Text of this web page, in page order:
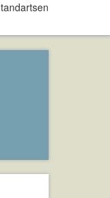
tandartsen